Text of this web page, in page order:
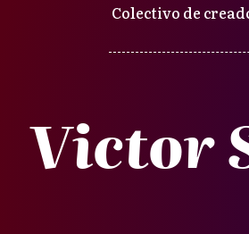
Colectivo de
Victor